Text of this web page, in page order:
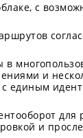
с
в
и
единым
для
и